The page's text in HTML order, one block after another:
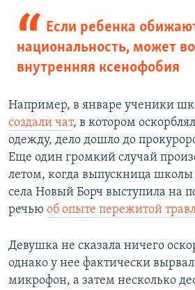
Если ребенка
национальность, может
внутренняя ксенофобия
Например, в январе ученики
создали чат, в котором
одежду, дело дошло до
Еще один громкий случай
летом, когда выпускница школы
села Новый Борч выступила на
речью об опыте пережитой
Девушка не сказала ничего
однако у нее фактически
микрофон, а затем несколько